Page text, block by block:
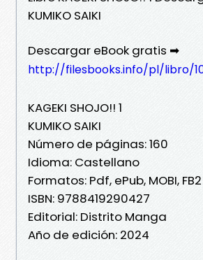
KUMIKO SAIKI
Descargar eBook gratis ➡
http://filesbooks.info/pl/libro/
KAGEKI SHOJO!! 1
KUMIKO SAIKI
Número de páginas: 160
Idioma: Castellano
Formatos: Pdf, ePub, MOBI, FB2
ISBN: 9788419290427
Editorial: Distrito Manga
Año de edición: 2024